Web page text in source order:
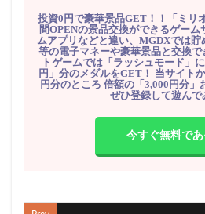
投資0円で豪華景品GET！！「ミリ
間OPENの景品交換ができるゲー
ムアプリなどと違い、MGDXでは貯
等の電子マネーや豪華景品と交換
トゲームでは「ラッシュモード」
円」分のメダルをGET！ 当サイト
円分のところ 倍額の「3,000円分」
ぜひ登録して遊んで
今すぐ無料で